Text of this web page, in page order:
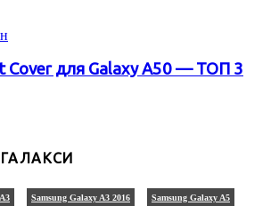
Cover для Galaxy A50 — ТОП 3
Samsung Galaxy A3 2016 Samsung Galaxy A5